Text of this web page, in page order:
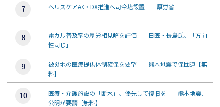
ヘルスケアAX・DX推進へ司令塔設置 厚労省
電カル普及率の厚労相見解を評価 日医・長島氏、「方向
性同じ」
被災地の医療提供体制確保を要望 熊本地震で保団連【無
料】
医療・介護施設の「断水」、優先して復旧を 熊本地震、
公明が要請【無料】